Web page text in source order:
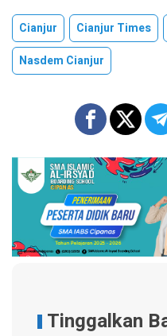
Cianjur Cianjur Times
Nasdem Cianjur
Tinggalkan